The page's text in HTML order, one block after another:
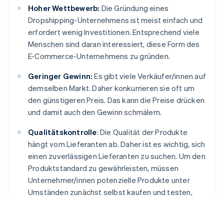
Hoher Wettbewerb: Die Gründung eines
Dropshipping-Unternehmens ist meist einfach und
erfordert wenig Investitionen. Entsprechend viele
Menschen sind daran interessiert, diese Form des
E-Commerce-Unternehmens zu gründen.
Geringer Gewinn: Es gibt viele Verkäufer/innen auf
demselben Markt. Daher konkurrieren sie oft um
den günstigeren Preis. Das kann die Preise drücken
und damit auch den Gewinn schmälern.
Qualitätskontrolle: Die Qualität der Produkte
hängt vom Lieferanten ab. Daher ist es wichtig, sich
einen zuverlässigen Lieferanten zu suchen. Um den
Produktstandard zu gewährleisten, müssen
Unternehmer/innen potenzielle Produkte unter
Umständen zunächst selbst kaufen und testen,